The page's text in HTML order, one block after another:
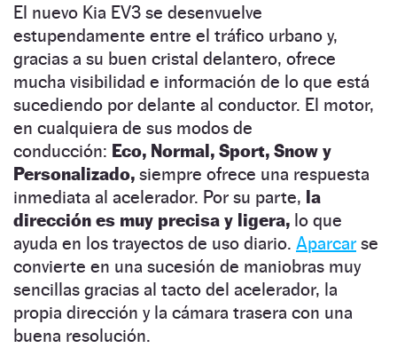
El nuevo Kia EV3 se desenvuelve
estupendamente entre el tráfico urbano y,
gracias a su buen cristal delantero, ofrece
mucha visibilidad e información de lo que está
sucediendo por delante al conductor. El motor,
en cualquiera de sus modos de
conducción: Eco, Normal, Sport, Snow y
Personalizado, siempre ofrece una respuesta
inmediata al acelerador. Por su parte, la
dirección es muy precisa y ligera, lo que
ayuda en los trayectos de uso diario. Aparcar se
convierte en una sucesión de maniobras muy
sencillas gracias al tacto del acelerador, la
propia dirección y la cámara trasera con una
buena resolución.